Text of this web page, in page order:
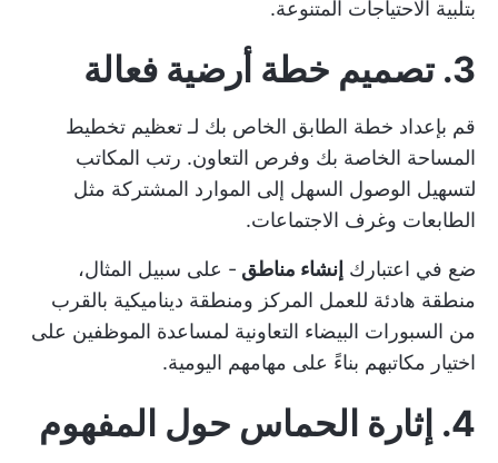
بتلبية الاحتياجات المتنوعة.
3. تصميم خطة أرضية فعالة
قم بإعداد خطة الطابق الخاص بك لـ تعظيم تخطيط
المساحة الخاصة بك وفرص التعاون. رتب المكاتب
لتسهيل الوصول السهل إلى الموارد المشتركة مثل
الطابعات وغرف الاجتماعات.
ضع في اعتبارك إنشاء مناطق - على سبيل المثال،
منطقة هادئة للعمل المركز ومنطقة ديناميكية بالقرب
من السبورات البيضاء التعاونية لمساعدة الموظفين على
اختيار مكاتبهم بناءً على مهامهم اليومية.
4. إثارة الحماس حول المفهوم